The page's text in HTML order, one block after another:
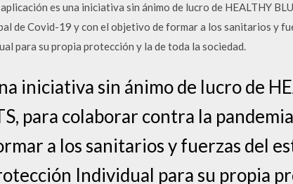
es una iniciativa sin ánimo de lucro de HEALTHY
de Covid-19 y con el objetivo de formar a los sanitarios y
para su propia protección y la de toda la sociedad.
iniciativa sin ánimo de lucro de
para colaborar contra la
a los sanitarios y fuerzas del
Individual para su propia